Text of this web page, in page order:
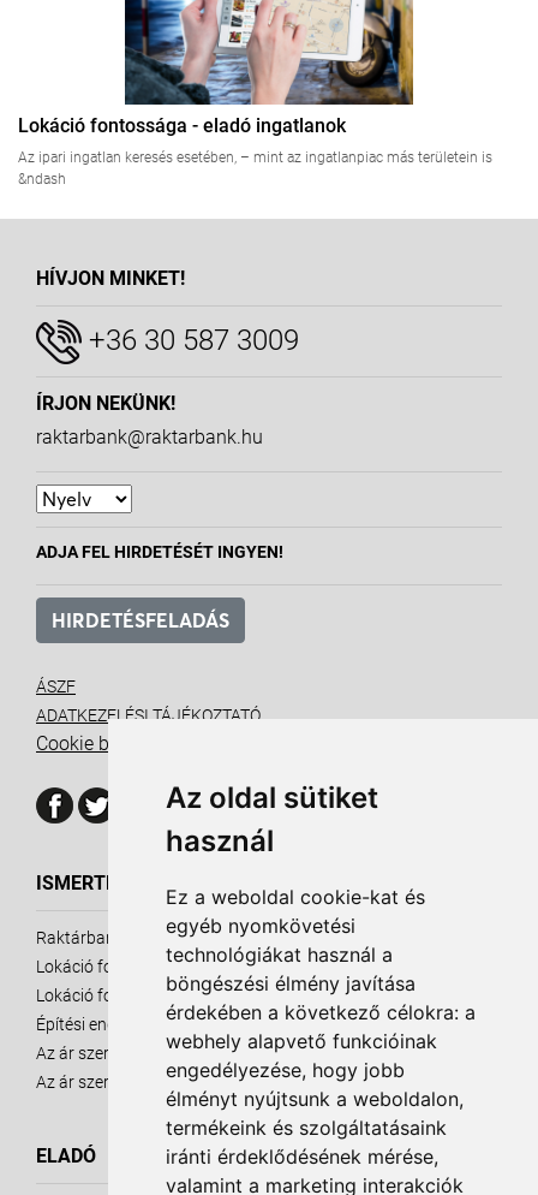
Az oldal sütiket
használ
Ez a weboldal cookie-kat és
egyéb nyomkövetési
technológiákat használ a
böngészési élmény javítása
érdekében a következő célokra: a
webhely alapvető funkcióinak
engedélyezése, hogy jobb
élményt nyújtsunk a weboldalon,
termékeink és szolgáltatásaink
iránti érdeklődésének mérése,
valamint a marketing interakciók
Lokáció fontossága - eladó ingatlanok
Az ipari ingatlan keresés esetében, – mint az ingatlanpiac más területein is
&ndash
HÍVJON MINKET!
+36 30 587 3009
ÍRJON NEKÜNK!
raktarbank@raktarbank.hu
ADJA FEL HIRDETÉSÉT INGYEN!
HIRDETÉSFELADÁS
ÁSZF
ADATKEZELÉSI TÁJÉKOZTATÓ
Cookie beállítások
ISMERTETŐ ANYAGOK
Raktárbank ismertető
Lokáció fontossága - eladó ingatlanok
Lokáció fontossága - kiadó ingatlanok
Építési engedély
Az ár szerepe - Eladó Ingatlanok
Az ár szerepe - Kiadó Ingatlanok
ELADÓ